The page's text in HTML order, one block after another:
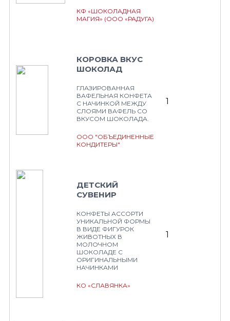
КФ «ШОКОЛАДНАЯ
МАГИЯ» (ООО «РАДУГА)
КОРОВКА ВКУС
ШОКОЛАД
ГЛАЗИРОВАННАЯ
ВАФЕЛЬНАЯ КОНФЕТА
С НАЧИНКОЙ МЕЖДУ
СЛОЯМИ ВАФЕЛЬ СО
ВКУСОМ ШОКОЛАДА.
ООО "ОБЪЕДИНЕННЫЕ
КОНДИТЕРЫ"
1
ДЕТСКИЙ
СУВЕНИР
КОНФЕТЫ АССОРТИ
УНИКАЛЬНОЙ ФОРМЫ
В ВИДЕ ФИГУРОК
ЖИВОТНЫХ В
МОЛОЧНОМ
ШОКОЛАДЕ С
ОРИГИНАЛЬНЫМИ
НАЧИНКАМИ
КО «СЛАВЯНКА»
1